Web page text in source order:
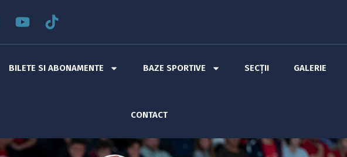
BILETE SI ABONAMENTE BAZE SPORTIVE SECȚII GALERIE
CONTACT